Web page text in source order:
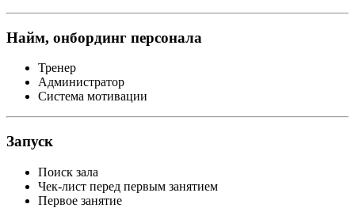
Найм, онбординг персонала
Тренер
Администратор
Система мотивации
Запуск
Поиск зала
Чек-лист перед первым занятием
Первое занятие